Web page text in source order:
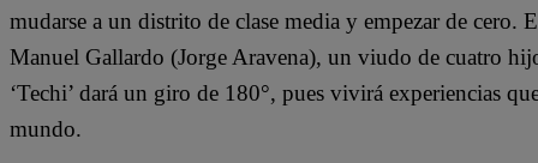
mudarse a un distrito de clase media y empezar de cero.
Manuel Gallardo (Jorge Aravena), un viudo de cuatro
‘Techi’ dará un giro de 180°, pues vivirá experiencias
mundo.